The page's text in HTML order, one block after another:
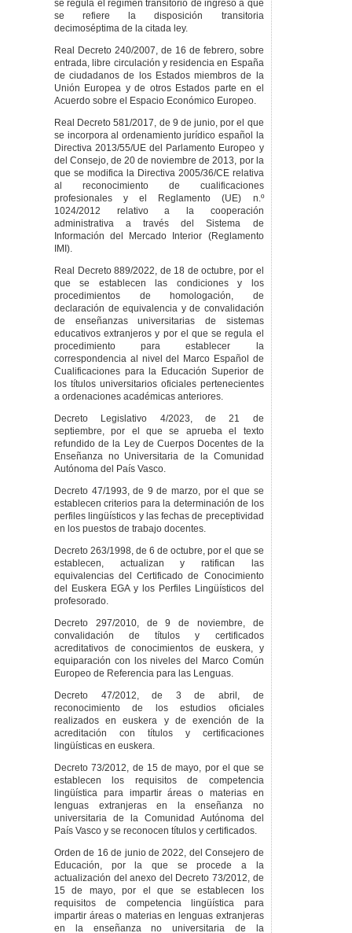
se regula el régimen transitorio de ingreso a que
se refiere la disposición transitoria
decimoséptima de la citada ley.
Real Decreto 240/2007, de 16 de febrero, sobre
entrada, libre circulación y residencia en España
de ciudadanos de los Estados miembros de la
Unión Europea y de otros Estados parte en el
Acuerdo sobre el Espacio Económico Europeo.
Real Decreto 581/2017, de 9 de junio, por el que
se incorpora al ordenamiento jurídico español la
Directiva 2013/55/UE del Parlamento Europeo y
del Consejo, de 20 de noviembre de 2013, por la
que se modifica la Directiva 2005/36/CE relativa
al reconocimiento de cualificaciones
profesionales y el Reglamento (UE) n.º
1024/2012 relativo a la cooperación
administrativa a través del Sistema de
Información del Mercado Interior (Reglamento
IMI).
Real Decreto 889/2022, de 18 de octubre, por el
que se establecen las condiciones y los
procedimientos de homologación, de
declaración de equivalencia y de convalidación
de enseñanzas universitarias de sistemas
educativos extranjeros y por el que se regula el
procedimiento para establecer la
correspondencia al nivel del Marco Español de
Cualificaciones para la Educación Superior de
los títulos universitarios oficiales pertenecientes
a ordenaciones académicas anteriores.
Decreto Legislativo 4/2023, de 21 de
septiembre, por el que se aprueba el texto
refundido de la Ley de Cuerpos Docentes de la
Enseñanza no Universitaria de la Comunidad
Autónoma del País Vasco.
Decreto 47/1993, de 9 de marzo, por el que se
establecen criterios para la determinación de los
perfiles lingüísticos y las fechas de preceptividad
en los puestos de trabajo docentes.
Decreto 263/1998, de 6 de octubre, por el que se
establecen, actualizan y ratifican las
equivalencias del Certificado de Conocimiento
del Euskera EGA y los Perfiles Lingüísticos del
profesorado.
Decreto 297/2010, de 9 de noviembre, de
convalidación de títulos y certificados
acreditativos de conocimientos de euskera, y
equiparación con los niveles del Marco Común
Europeo de Referencia para las Lenguas.
Decreto 47/2012, de 3 de abril, de
reconocimiento de los estudios oficiales
realizados en euskera y de exención de la
acreditación con títulos y certificaciones
lingüísticas en euskera.
Decreto 73/2012, de 15 de mayo, por el que se
establecen los requisitos de competencia
lingüística para impartir áreas o materias en
lenguas extranjeras en la enseñanza no
universitaria de la Comunidad Autónoma del
País Vasco y se reconocen títulos y certificados.
Orden de 16 de junio de 2022, del Consejero de
Educación, por la que se procede a la
actualización del anexo del Decreto 73/2012, de
15 de mayo, por el que se establecen los
requisitos de competencia lingüística para
impartir áreas o materias en lenguas extranjeras
en la enseñanza no universitaria de la